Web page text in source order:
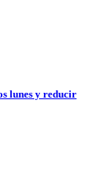
lunes y reducir